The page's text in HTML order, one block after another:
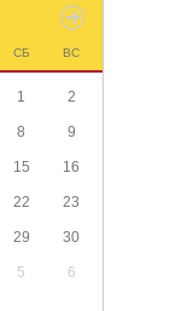
СБ ВС
1 2
8 9
15 16
22 23
29 30
5 6